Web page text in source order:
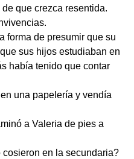
que crezca resentida.
forma de presumir que su
sus hijos estudiaban en
había tenido que contar
una papelería y vendía
a Valeria de pies a
en la secundaria?